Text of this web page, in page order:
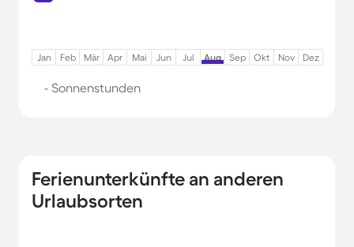
Jan Feb Mär Apr Mai Jun Jul Aug Sep Okt Nov Dez
- Sonnenstunden
Ferienunterkünfte an anderen
Urlaubsorten